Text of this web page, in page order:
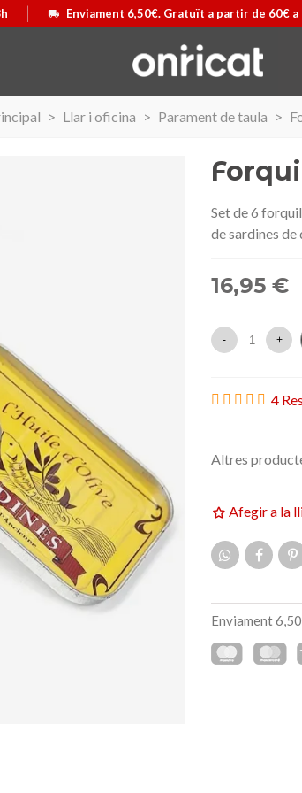
Enviament 6,50€. Gratuït a partir de 60€ a
> Llar i oficina > Parament de taula >
Set de6
de sardines de
16,95 €
- +
4
Altres
Afegir a la
Enviament
II
NOVETAT